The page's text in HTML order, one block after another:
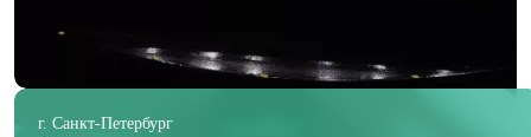
г. Санкт-Петербург